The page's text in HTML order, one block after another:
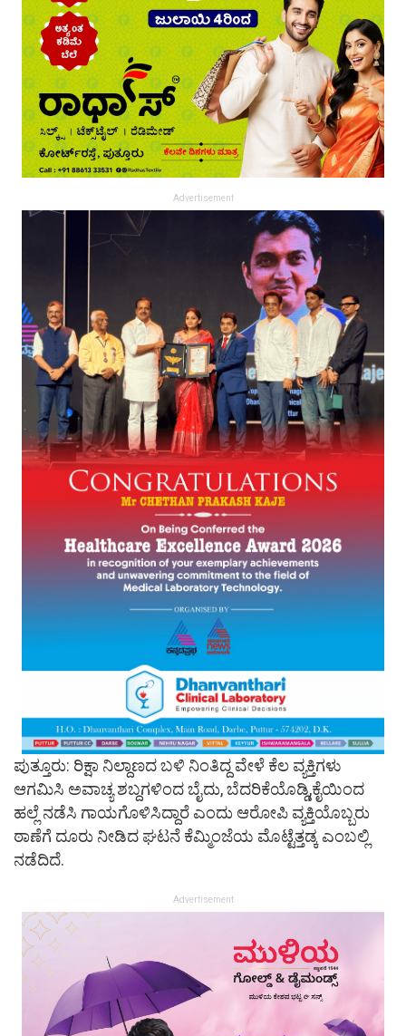
Advertisement
ಪುತ್ತೂರು: ರಿಕ್ಷಾ ನಿಲ್ದಾಣದ ಬಳಿ ನಿಂತಿದ್ದ ವೇಳೆ ಕೆಲ ವ್ಯಕ್ತಿಗಳು
ಆಗಮಿಸಿ ಅವಾಚ್ಯ ಶಬ್ದಗಳಿಂದ ಬೈದು, ಬೆದರಿಕೆಯೊಡ್ಡಿ,ಕೈಯಿಂದ
ಹಲ್ಲೆ ನಡೆಸಿ ಗಾಯಗೊಳಿಸಿದ್ದಾರೆ ಎಂದು ಆರೋಪಿ ವ್ಯಕ್ತಿಯೊಬ್ಬರು
ಠಾಣೆಗೆ ದೂರು ನೀಡಿದ ಘಟನೆ ಕೆಮ್ಮಿಂಜೆಯ ಮೊಟ್ಟೆತ್ತಡ್ಕ ಎಂಬಲ್ಲಿ
ನಡೆದಿದೆ.
Advertisement